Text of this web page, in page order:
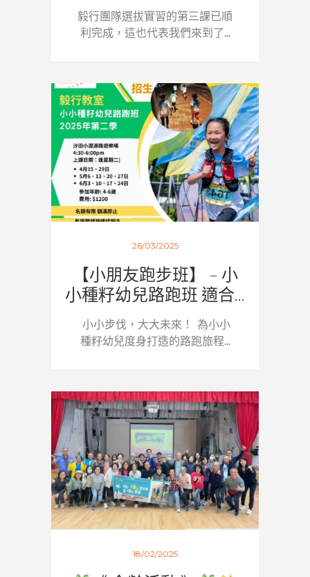
毅行團隊選拔實習的第三課已順
利完成，這也代表我們來到了...
26/03/2025
【小朋友跑步班】 – 小
小種籽幼兒路跑班 適合...
小小步伐，大大未來！ 為小小
種籽幼兒度身打造的路跑旅程...
18/02/2025